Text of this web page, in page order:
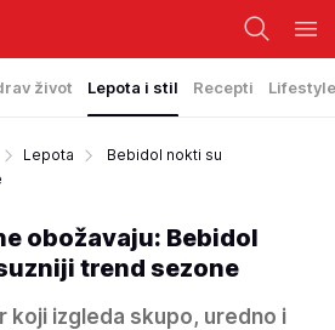
život Lepota i stil Recepti Lifestyle
Lepota
Bebidol nokti su
obožavaju: Bebidol
trend sezone
koji izgleda skupo, uredno i